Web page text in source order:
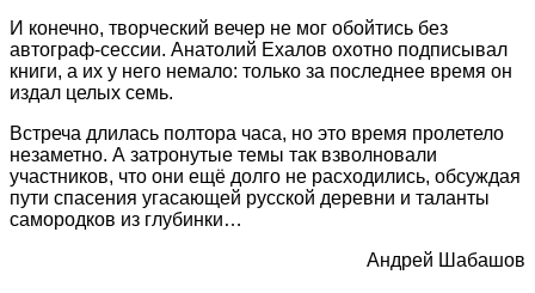
И конечно, творческий вечер не мог обойтись без
автограф-сессии. Анатолий Ехалов охотно подписывал
книги, а их у него немало: только за последнее время он
издал целых семь.
Встреча длилась полтора часа, но это время пролетело
незаметно. А затронутые темы так взволновали
участников, что они ещё долго не расходились, обсуждая
пути спасения угасающей русской деревни и таланты
самородков из глубинки…
Андрей Шабашов